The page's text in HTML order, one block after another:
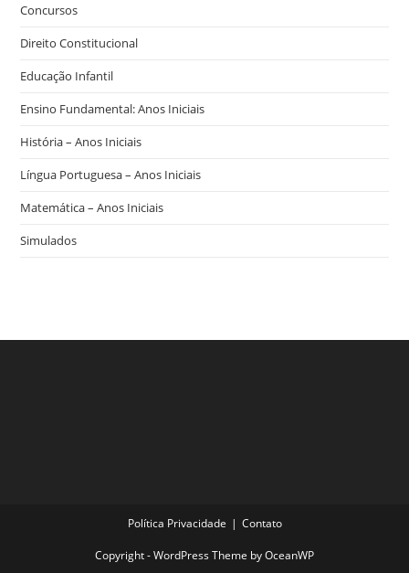
Concursos
Direito Constitucional
Educação Infantil
Ensino Fundamental: Anos Iniciais
História – Anos Iniciais
Língua Portuguesa – Anos Iniciais
Matemática – Anos Iniciais
Simulados
Política Privacidade Contato
Copyright - WordPress Theme by OceanWP